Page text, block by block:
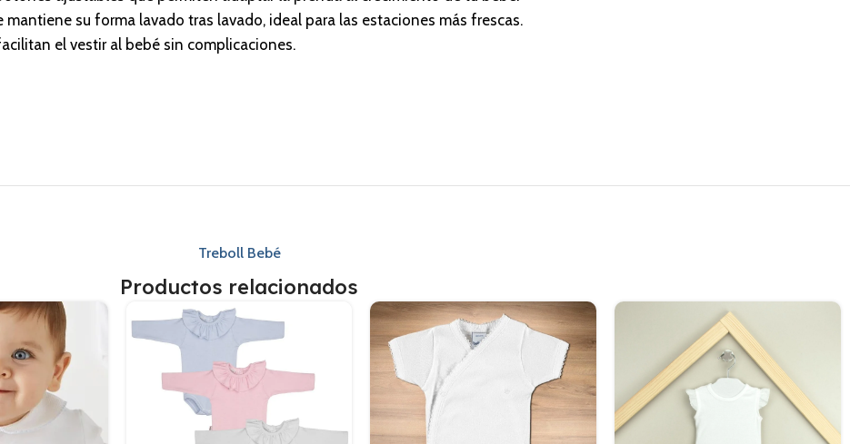
su forma lavado tras lavado, ideal para las estaciones más frescas.
el vestir al bebé sin complicaciones.
Treboll Bebé
Productos relacionados